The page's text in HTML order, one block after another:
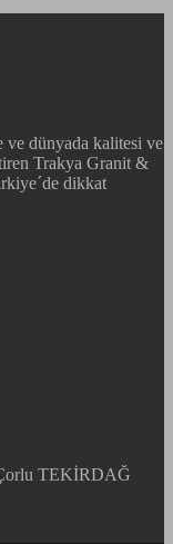
ve dünyada kalitesi ve
Trakya Granit &
dikkat
TEKİRDAĞ